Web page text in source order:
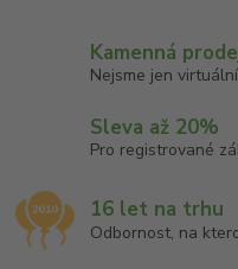
Kamenná
Nejsme jen
Sleva až 20%
Pro registrované
16 let na trhu
Odbornost, na